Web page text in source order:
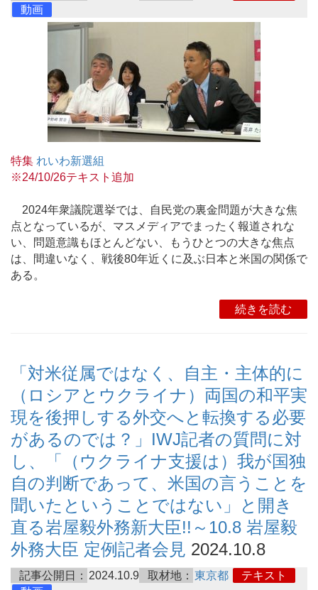
動画
特集 れいわ新選組
※24/10/26テキスト追加
2024年衆議院選挙では、自民党の裏金問題が大きな焦
点となっているが、マスメディアでまったく報道されな
い、問題意識もほとんどない、もうひとつの大きな焦点
は、間違いなく、戦後80年近くに及ぶ日本と米国の関係で
ある。
続きを読む
「対米従属ではなく、自主・主体的に
（ロシアとウクライナ）両国の和平実
現を後押しする外交へと転換する必要
があるのでは？」IWJ記者の質問に対
し、「（ウクライナ支援は）我が国独
自の判断であって、米国の言うことを
聞いたということではない」と開き
直る岩屋毅外務新大臣!!～10.8 岩屋毅
外務大臣 定例記者会見 2024.10.8
記事公開日： 2024.10.9 取材地： 東京都
テキスト